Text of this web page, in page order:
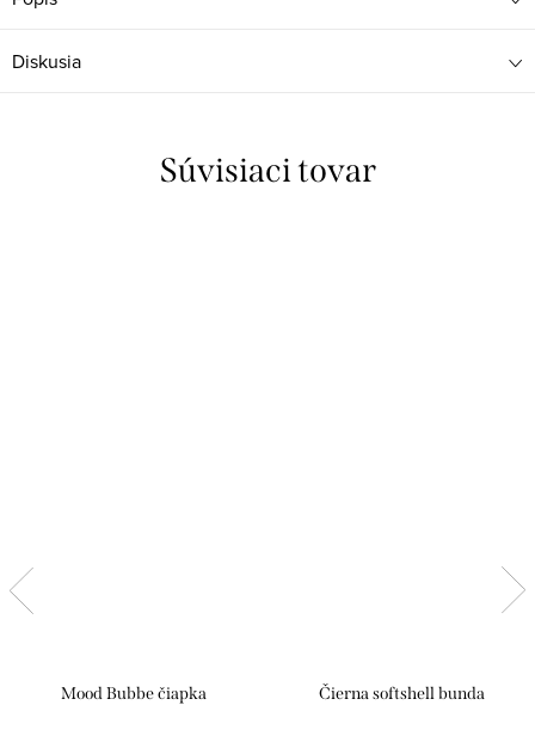
Diskusia
Súvisiaci tovar
Mood Bubbe čiapka Čierna softshell bunda